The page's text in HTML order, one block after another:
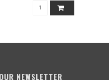
NEWSLETTER